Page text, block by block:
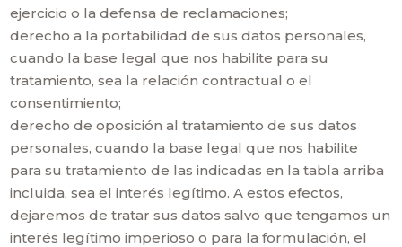
ejercicio o la defensa de reclamaciones;
derecho a la portabilidad de sus datos personales,
cuando la base legal que nos habilite para su
tratamiento, sea la relación contractual o el
consentimiento;
derecho de oposición al tratamiento de sus datos
personales, cuando la base legal que nos habilite
para su tratamiento de las indicadas en la tabla arriba
incluida, sea el interés legítimo. A estos efectos,
dejaremos de tratar sus datos salvo que tengamos un
interés legítimo imperioso o para la formulación, el